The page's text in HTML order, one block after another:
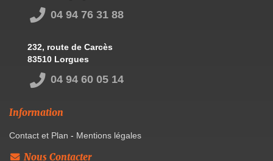
04 94 76 31 88
232, route de Carcès
83510 Lorgues
04 94 60 05 14
Information
Contact et Plan - Mentions légales
Nous Contacter